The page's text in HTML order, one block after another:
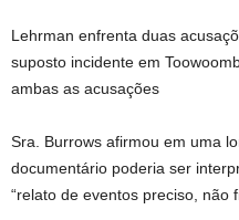
Lehrman enfrenta duas
suposto incidente em
ambas as acusações
Sra. Burrows afirmou em uma
documentário poderia ser
“relato de eventos preciso, não